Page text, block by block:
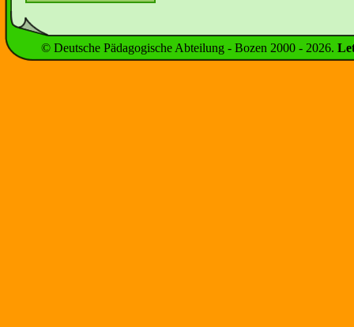
© Deutsche Pädagogische Abteilung - Bozen 2000 - 2026.